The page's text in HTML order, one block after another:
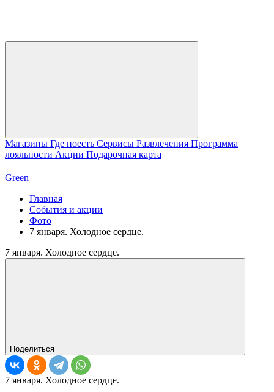
Магазины Где поесть Сервисы Развлечения Программа
лояльности Акции Подарочная карта
Green
Главная
События и акции
Фото
7 января. Холодное сердце.
7 января. Холодное сердце.
Поделиться
7 января. Холодное сердце.